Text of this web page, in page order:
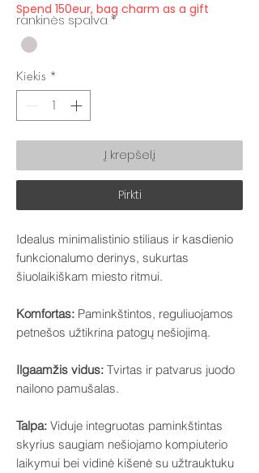
Spend 150eur, bag charm as a gift
rankinės spalva *
Kiekis *
Į krepšelį
Pirkti
Idealus minimalistinio stiliaus ir kasdienio
funkcionalumo derinys, sukurtas
šiuolaikiškam miesto ritmui.
Komfortas: Paminkštintos, reguliuojamos
petnešos užtikrina patogų nešiojimą.
Ilgaamžis vidus: Tvirtas ir patvarus juodo
nailono pamušalas.
Talpa: Viduje integruotas paminkštintas
skyrius saugiam nešiojamo kompiuterio
laikymui bei vidinė kišenė su užtrauktuku